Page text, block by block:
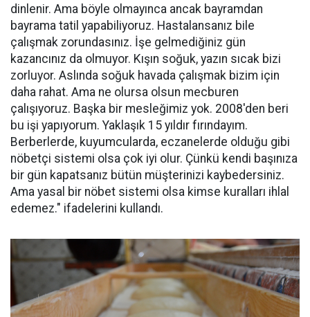
dinlenir. Ama böyle olmayınca ancak bayramdan
bayrama tatil yapabiliyoruz. Hastalansanız bile
çalışmak zorundasınız. İşe gelmediğiniz gün
kazancınız da olmuyor. Kışın soğuk, yazın sıcak bizi
zorluyor. Aslında soğuk havada çalışmak bizim için
daha rahat. Ama ne olursa olsun mecburen
çalışıyoruz. Başka bir mesleğimiz yok. 2008'den beri
bu işi yapıyorum. Yaklaşık 15 yıldır fırındayım.
Berberlerde, kuyumcularda, eczanelerde olduğu gibi
nöbetçi sistemi olsa çok iyi olur. Çünkü kendi başınıza
bir gün kapatsanız bütün müşterinizi kaybedersiniz.
Ama yasal bir nöbet sistemi olsa kimse kuralları ihlal
edemez." ifadelerini kullandı.